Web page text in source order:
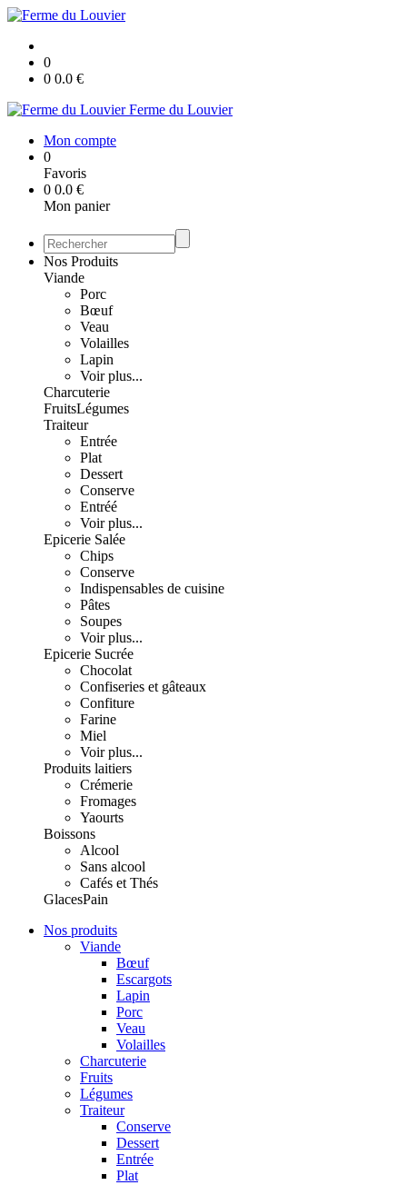
0
0 0.0 €
Ferme du Louvier
Mon compte
0
Favoris
0 0.0 €
Mon panier
Nos Produits
Viande
Porc
Bœuf
Veau
Volailles
Lapin
Voir plus...
Charcuterie
FruitsLégumes
Traiteur
Entrée
Plat
Dessert
Conserve
Entréé
Voir plus...
Epicerie Salée
Chips
Conserve
Indispensables de cuisine
Pâtes
Soupes
Voir plus...
Epicerie Sucrée
Chocolat
Confiseries et gâteaux
Confiture
Farine
Miel
Voir plus...
Produits laitiers
Crémerie
Fromages
Yaourts
Boissons
Alcool
Sans alcool
Cafés et Thés
GlacesPain
Nos produits
Viande
Bœuf
Escargots
Lapin
Porc
Veau
Volailles
Charcuterie
Fruits
Légumes
Traiteur
Conserve
Dessert
Entrée
Plat